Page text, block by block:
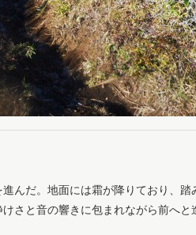
んだ。地面には霜が降りており、
さと音の響きに包まれながら前へと